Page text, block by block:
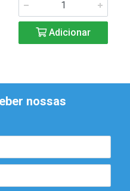
Adicionar
nossas